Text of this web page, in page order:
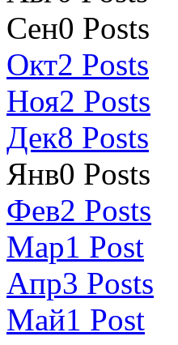
Сен0 Posts
Окт2 Posts
Ноя2 Posts
Дек8 Posts
Янв0 Posts
Фев2 Posts
Мар1 Post
Апр3 Posts
Май1 Post